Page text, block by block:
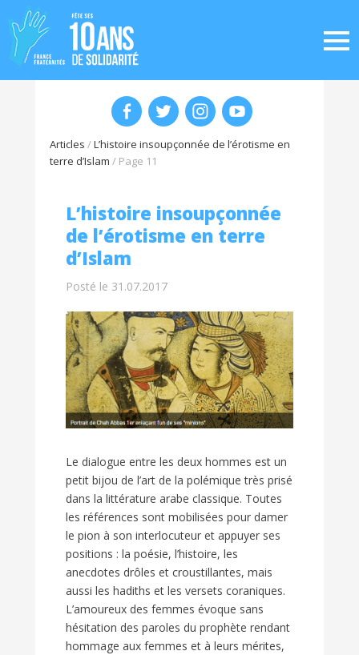
Articles /L’histoire insoupçonnée de l’érotisme en
terre d’Islam / Page 11
L’histoire insoupçonnée
de l’érotisme en terre
d’Islam
Posté le 31.07.2017
Le dialogue entre les deux hommes est un
petit bijou de l’art de la polémique très prisé
dans la littérature arabe classique. Toutes
les références sont mobilisées pour damer
le pion à son interlocuteur et appuyer ses
positions : la poésie, l’histoire, les
anecdotes drôles et croustillantes, mais
aussi les hadiths et les versets coraniques.
L’amoureux des femmes évoque sans
hésitation des paroles du prophète rendant
hommage aux femmes et à leurs mérites,